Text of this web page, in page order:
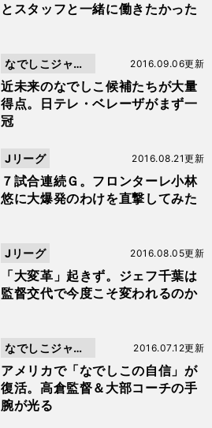
とスタッフと一緒に働きたかった
近未来のなでしこ候補たちが大量
得点。日テレ・ベレーザがまず一
冠
2016.09.06更新
なでしこジャパ
ン
７試合連続Ｇ。フロンターレ小林
悠に大爆発のわけを直撃してみた
2016.08.21更新
Jリーグ
「大変革」起きず。ジェフ千葉は
監督交代で今度こそ変われるのか
2016.08.05更新
Jリーグ
アメリカで「なでしこの自信」が
復活。高倉監督＆大部コーチの手
腕が光る
2016.07.12更新
なでしこジャパ
ン